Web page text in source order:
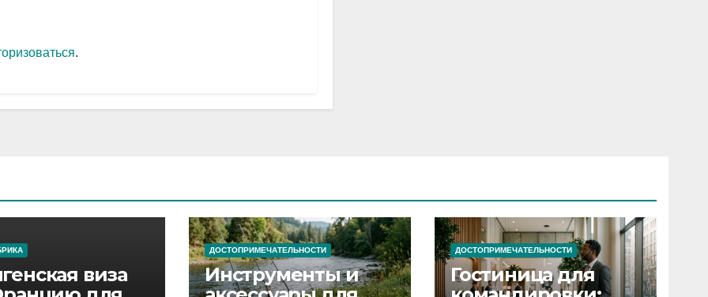
.
виза
ДОСТОПРИМЕЧАТЕЛЬНОСТИ
Инструменты и
ДОСТОПРИМЕЧАТЕЛЬНОСТИ
Гостиница для